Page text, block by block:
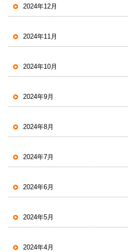
2024年12月
2024年11月
2024年10月
2024年9月
2024年8月
2024年7月
2024年6月
2024年5月
2024年4月